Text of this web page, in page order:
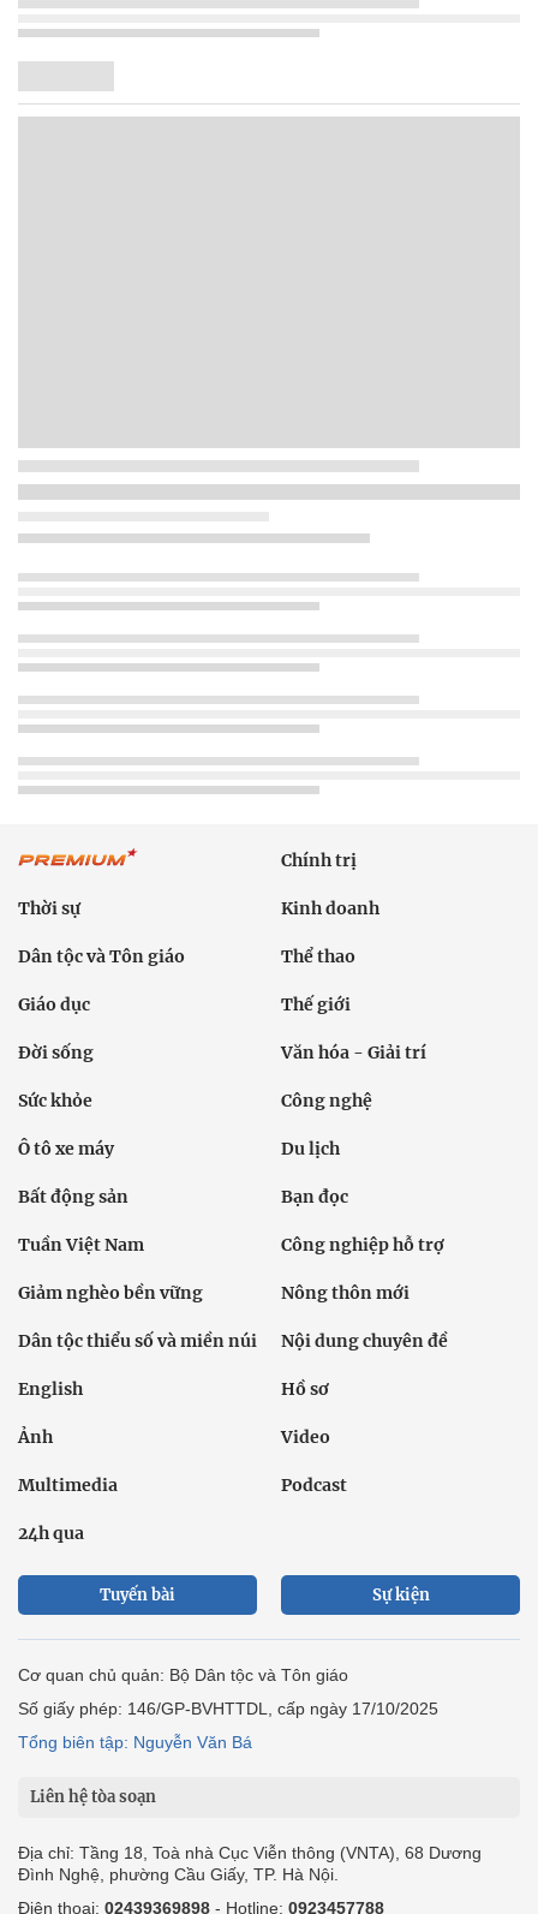
Chính trị
Thời sự Kinh doanh
Dân tộc và Tôn giáo Thể thao
Giáo dục Thế giới
Đời sống Văn hóa - Giải trí
Sức khỏe Công nghệ
Ô tô xe máy Du lịch
Bất động sản Bạn đọc
Tuần Việt Nam Công nghiệp hỗ trợ
Giảm nghèo bền vững Nông thôn mới
Dân tộc thiểu số và miền núi Nội dung chuyên đề
English Hồ sơ
Ảnh Video
Multimedia Podcast
24h qua
Tuyến bài Sự kiện
Cơ quan chủ quản: Bộ Dân tộc và Tôn giáo
Số giấy phép: 146/GP-BVHTTDL, cấp ngày 17/10/2025
Tổng biên tập: Nguyễn Văn Bá
Liên hệ tòa soạn
Địa chỉ: Tầng 18, Toà nhà Cục Viễn thông (VNTA), 68 Dương
Đình Nghệ, phường Cầu Giấy, TP. Hà Nội.
Điện thoại: 02439369898 - Hotline: 0923457788